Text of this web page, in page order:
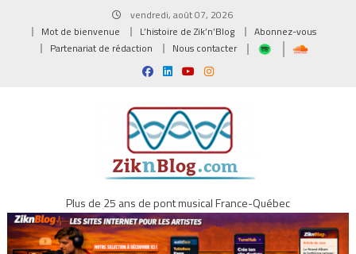
vendredi, août 07, 2026
Mot de bienvenue
L’histoire de Zik’n’Blog
Abonnez-vous
Partenariat de rédaction
Nous contacter
Plus de 25 ans de pont musical France-Québec